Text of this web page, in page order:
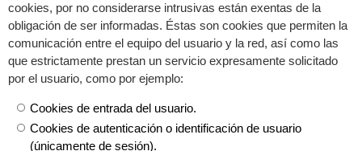
cookies, por no considerarse intrusivas están exentas de la
obligación de ser informadas. Éstas son cookies que permiten la
comunicación entre el equipo del usuario y la red, así como las
que estrictamente prestan un servicio expresamente solicitado
por el usuario, como por ejemplo:
Cookies de entrada del usuario.
Cookies de autenticación o identificación de usuario
(únicamente de sesión).